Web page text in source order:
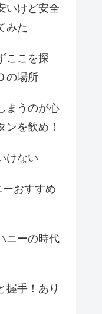
いけど安全
みた
ここを探
の場所
まうのが心
ンを飲め！
けない
おすすめ
ニーの時代
握手！あり